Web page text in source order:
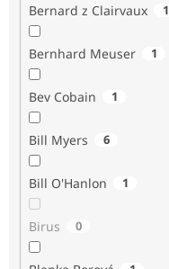
Bernard z Clairvaux 1
Bernhard Meuser 1
Bev Cobain 1
Bill Myers 6
Bill O'Hanlon 1
Birus 0